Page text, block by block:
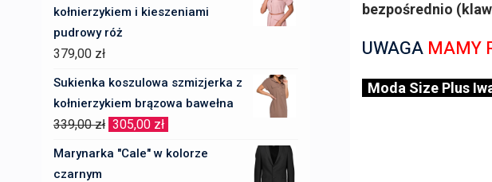
bezpośrednio
UWAGA MAMY
Moda Size Plus
kołnierzykiem i kieszeniami
pudrowy róż
379,00 zł
Sukienka koszulowa szmizjerka z
kołnierzykiem brązowa bawełna
339,00zł Pierwotna
cena
305,00 zł
cena
Marynarka "Cale" w kolorze
czarnym